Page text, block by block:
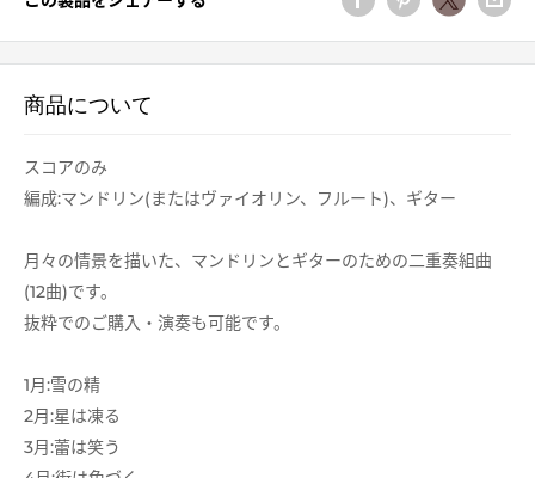
商品について
スコアのみ
編成:マンドリン(またはヴァイオリン、フルート)、ギター
月々の情景を描いた、マンドリンとギターのための二重奏組曲
(12曲)です。
抜粋でのご購入・演奏も可能です。
1月:雪の精
2月:星は凍る
3月:蕾は笑う